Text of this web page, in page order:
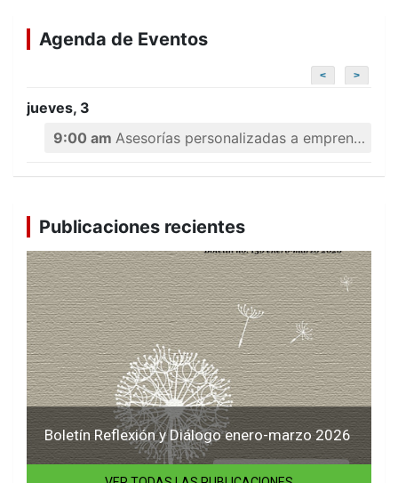
Agenda de Eventos
< >
jueves, 3
9:00 am Asesorías personalizadas a emprendedores
Publicaciones recientes
Boletín Reflexión y Diálogo enero-marzo 2026